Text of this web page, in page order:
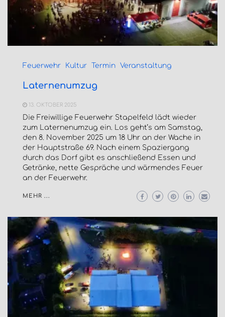
Feuerwehr Kultur Termin Veranstaltung
Laternenumzug
13. OKTOBER 2025
Die Freiwillige Feuerwehr Stapelfeld lädt wieder
zum Laternenumzug ein. Los geht’s am Samstag,
den 8. November 2025 um 18 Uhr an der Wache in
der Hauptstraße 69. Nach einem Spaziergang
durch das Dorf gibt es anschließend Essen und
Getränke, nette Gespräche und wärmendes Feuer
an der Feuerwehr.
MEHR ...